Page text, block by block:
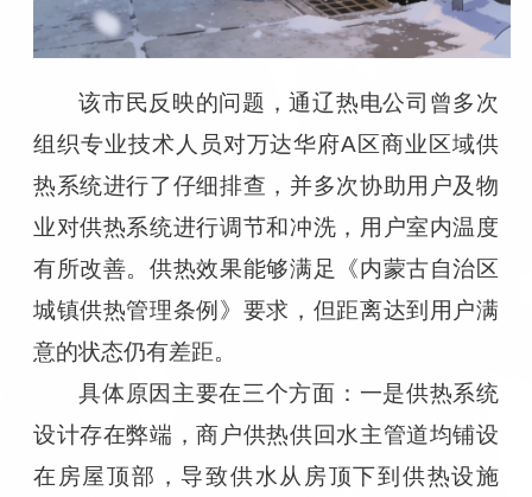
该市民反映的问题，通辽热电公司曾多次
组织专业技术人员对万达华府A区商业区域供
热系统进行了仔细排查，并多次协助用户及物
业对供热系统进行调节和冲洗，用户室内温度
有所改善。供热效果能够满足《内蒙古自治区
城镇供热管理条例》要求，但距离达到用户满
意的状态仍有差距。
具体原因主要在三个方面：一是供热系统
设计存在弊端，商户供热供回水主管道均铺设
在房屋顶部，导致供水从房顶下到供热设施